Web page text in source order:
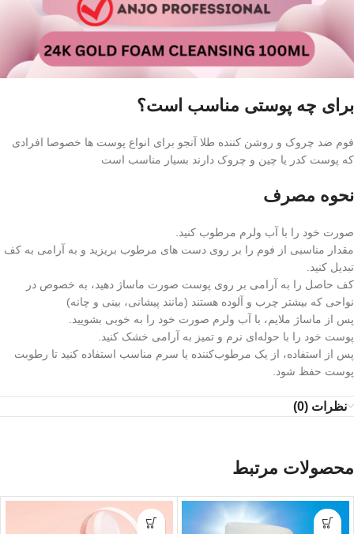
برای چه پوستی مناسب است؟
فوم ضد چروک و روشن کننده طلا آنجو برای انواع پوست ها خصوصا افرادی
که پوست کدر یا چین و چروک دارند بسیار مناسب است
نحوه مصرف
صورت خود را با آب ولرم مرطوب کنید.
مقدار مناسبی از فوم را بر روی دست‌ های مرطوب بریزید و به آرامی به کف
تبدیل کنید.
کف حاصل را به آرامی بر روی پوست صورت ماساژ دهید، به خصوص در
نواحی‌ که بیشتر چرب و آلوده هستند (مانند پیشانی، بینی و چانه)
پس از ماساژ ملایم، با آب ولرم صورت خود را به خوبی بشویید.
پوست خود را با حوله‌ای نرم و تمیز به آرامی خشک کنید.
پس از استفاده، از یک مرطوب‌کننده یا سرم مناسب استفاده کنید تا رطوبت
پوست حفظ شود.
نظرات (0)
محصولات مرتبط